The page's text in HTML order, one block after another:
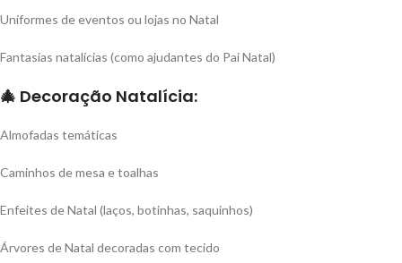
Uniformes de eventos ou lojas no Natal
Fantasias natalícias (como ajudantes do Pai Natal)
🎄 Decoração Natalícia:
Almofadas temáticas
Caminhos de mesa e toalhas
Enfeites de Natal (laços, botinhas, saquinhos)
Árvores de Natal decoradas com tecido